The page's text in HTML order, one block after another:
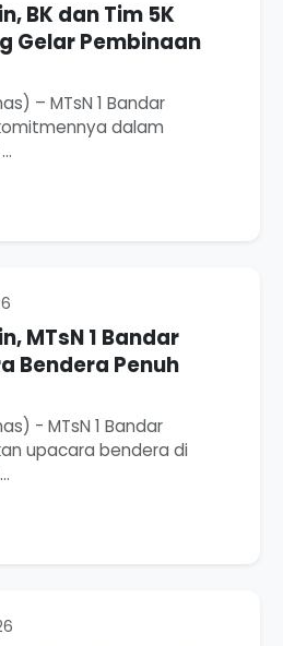
BK dan Tim 5K
Gelar Pembinaan
– MTsN 1 Bandar
dalam
MTsN 1 Bandar
Bendera Penuh
- MTsN 1 Bandar
upacara bendera di